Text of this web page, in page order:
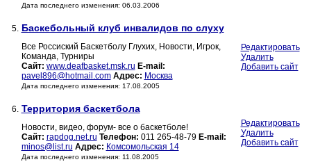
Дата последнего изменения: 06.03.2006
5. Баскебольный клуб инвалидов по слуху
Все Россиский Баскетболу Глухих, Новости, Игрок,
Команда, Турниры
Сайт: www.deafbasket.msk.ru E-mail:
pavel896@hotmail.com Адрес: Москва
Дата последнего изменения: 17.08.2005
Редактировать
Удалить
Добавить сайт
6. Территория баскетбола
Новости, видео, форум- все о баскетболе!
Сайт: rapdog.net.ru Телефон: 011 265-48-79 E-mail:
minos@list.ru Адрес: Комсомольская 14
Дата последнего изменения: 11.08.2005
Редактировать
Удалить
Добавить сайт